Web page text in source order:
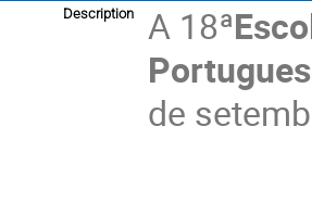
Description A 18ª
de